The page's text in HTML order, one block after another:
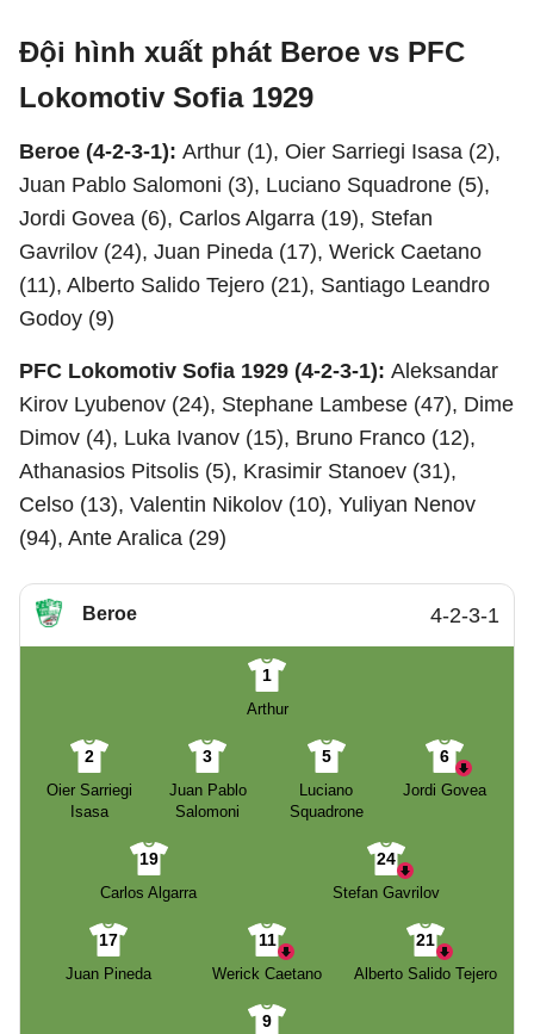
Đội hình xuất phát Beroe vs PFC
Lokomotiv Sofia 1929
Beroe (4-2-3-1): Arthur (1), Oier Sarriegi Isasa (2),
Juan Pablo Salomoni (3), Luciano Squadrone (5),
Jordi Govea (6), Carlos Algarra (19), Stefan
Gavrilov (24), Juan Pineda (17), Werick Caetano
(11), Alberto Salido Tejero (21), Santiago Leandro
Godoy (9)
PFC Lokomotiv Sofia 1929 (4-2-3-1): Aleksandar
Kirov Lyubenov (24), Stephane Lambese (47), Dime
Dimov (4), Luka Ivanov (15), Bruno Franco (12),
Athanasios Pitsolis (5), Krasimir Stanoev (31),
Celso (13), Valentin Nikolov (10), Yuliyan Nenov
(94), Ante Aralica (29)
Beroe 4-2-3-1
1
Arthur
2
Oier Sarriegi
Isasa
3
Juan Pablo
Salomoni
5
Luciano
Squadrone
6
Jordi Govea
19
Carlos Algarra
24
Stefan Gavrilov
17
Juan Pineda
11
Werick Caetano
21
Alberto Salido Tejero
9